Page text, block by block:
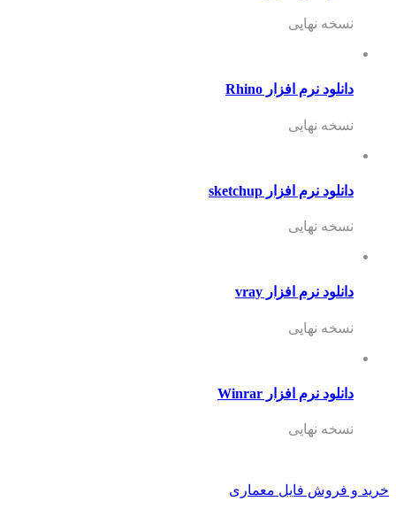
نسخه نهایی
دانلود نرم افزار Rhino
نسخه نهایی
دانلود نرم افزار sketchup
نسخه نهایی
دانلود نرم افزار vray
نسخه نهایی
دانلود نرم افزار Winrar
نسخه نهایی
خرید و فروش فایل معماری